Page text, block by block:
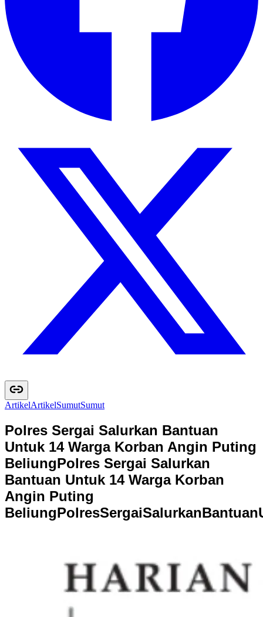
ArtikelArtikelSumutSumut
Polres Sergai Salurkan Bantuan
Untuk 14 Warga Korban Angin Puting
BeliungPolres Sergai Salurkan
Bantuan Untuk 14 Warga Korban
Angin Puting
BeliungPolresSergaiSalurkanBantuan